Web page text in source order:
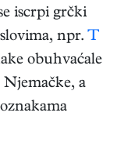
iscrpi grčki
npr. T
obuhvaćale
Njemačke, a